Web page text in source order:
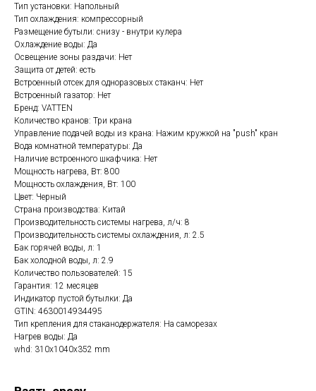
Тип установки: Напольный
Тип охлаждения: компрессорный
Размещение бутыли: снизу - внутри кулера
Охлаждение воды: Да
Освещение зоны раздачи: Нет
Защита от детей: есть
Встроенный отсек для одноразовых стаканч: Нет
Встроенный газатор: Нет
Бренд: VATTEN
Количество кранов: Три крана
Управление подачей воды из крана: Нажим кружкой на "push" кран
Вода комнатной температуры: Да
Наличие встроенного шкафчика: Нет
Мощность нагрева, Вт: 800
Мощность охлаждения, Вт: 100
Цвет: Черный
Страна производства: Китай
Производительность системы нагрева, л/ч: 8
Производительность системы охлаждения, л: 2.5
Бак горячей воды, л: 1
Бак холодной воды, л: 2.9
Количество пользователей: 15
Гарантия: 12 месяцев
Индикатор пустой бутылки: Да
GTIN: 4630014934495
Тип крепления для стаканодержателя: На саморезах
Нагрев воды: Да
whd: 310x1040x352 mm